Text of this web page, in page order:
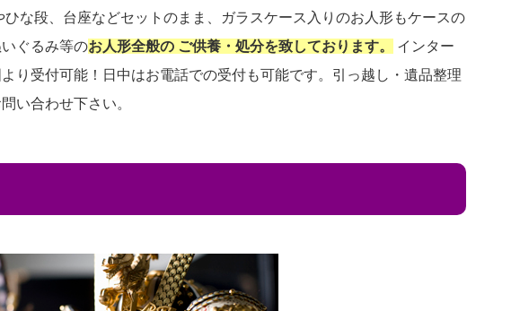
な段、台座などセットのまま、ガラスケース入りのお人形もケースの
ぐるみ等のお人形全般の ご供養・処分を致しております。
インター
り受付可能！日中はお電話での受付も可能です。引っ越し・遺品整理
い合わせ下さい。